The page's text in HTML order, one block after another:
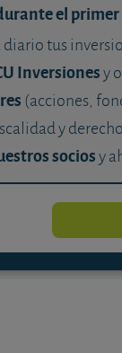
el
diario tus
Inversionesy
(acciones,
y
sociosy